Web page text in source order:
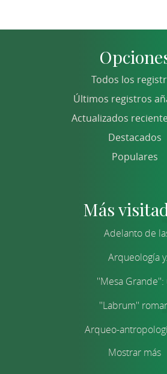
Todos los
Últimos registros
Actualizados
Destacados
Populares
Más
Adelanto de
Arqueología
''Mesa Grande'':
''Labrum''
Arqueo-
Mostrar más